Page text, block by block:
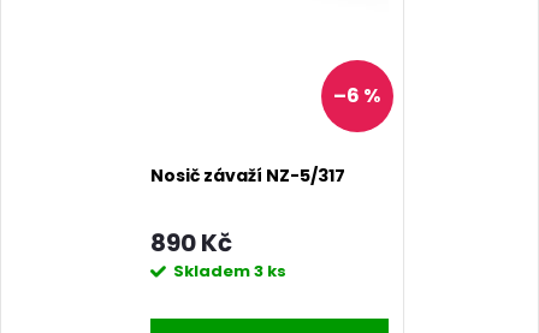
–6 %
Nosič závaží NZ-5/317
890 Kč
Skladem3 ks